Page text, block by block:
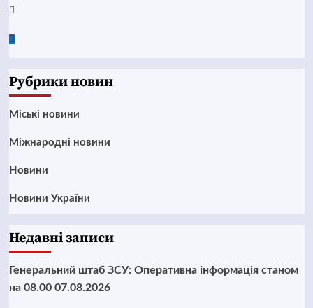
Twitter
Google
Рубрики новин
Mіські новини
Міжнародні новини
Новини
Новини України
Недавні записи
Генеральний штаб ЗСУ: Оперативна інформація станом
на 08.00 07.08.2026